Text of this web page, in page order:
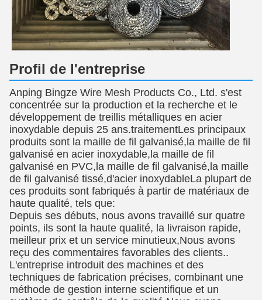
Profil de l'entreprise
Anping Bingze Wire Mesh Products Co., Ltd. s'est
concentrée sur la production et la recherche et le
développement de treillis métalliques en acier
inoxydable depuis 25 ans.traitementLes principaux
produits sont la maille de fil galvanisé,la maille de fil
galvanisé en acier inoxydable,la maille de fil
galvanisé en PVC,la maille de fil galvanisé,la maille
de fil galvanisé tissé,d'acier inoxydableLa plupart de
ces produits sont fabriqués à partir de matériaux de
haute qualité, tels que:
Depuis ses débuts, nous avons travaillé sur quatre
points, ils sont la haute qualité, la livraison rapide,
meilleur prix et un service minutieux,Nous avons
reçu des commentaires favorables des clients..
L'entreprise introduit des machines et des
techniques de fabrication précises, combinant une
méthode de gestion interne scientifique et un